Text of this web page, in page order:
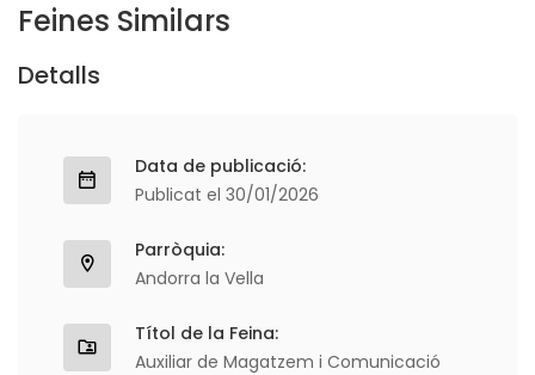
Feines Similars
Detalls
Data de publicació:
Publicat el 30/01/2026
Parròquia:
Andorra la Vella
Títol de la Feina:
Auxiliar de Magatzem i Comunicació